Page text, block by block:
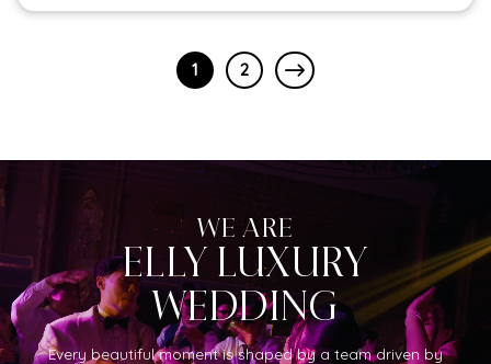
1 2
WE ARE
ELLY LUXURY
WEDDING
Every beautiful moment is shaped by a team driven by